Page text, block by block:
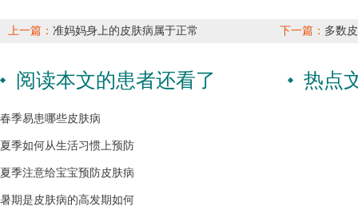
上一篇： 准妈妈身上的皮肤病属于正常 下一篇： 多数
阅读本文的患者还看了
春季易患哪些皮肤病
夏季如何从生活习惯上预防
夏季注意给宝宝预防皮肤病
暑期是皮肤病的高发期如何
热点